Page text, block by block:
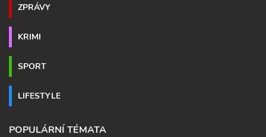
ZPRÁVY
KRIMI
SPORT
LIFESTYLE
POPULÁRNÍ TÉMATA